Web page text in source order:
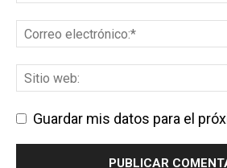
Guardar mis datos para el